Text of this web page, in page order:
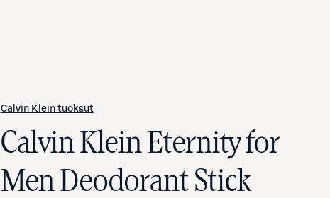
Calvin Klein tuoksut
Calvin Klein Eternity for
Men Deodorant Stick